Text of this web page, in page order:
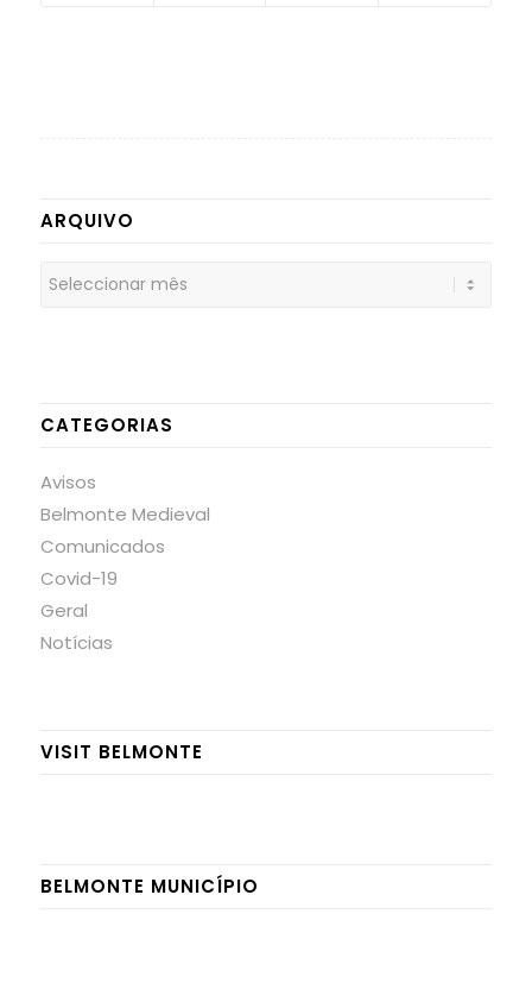
ARQUIVO
CATEGORIAS
Avisos
Belmonte Medieval
Comunicados
Covid-19
Geral
Notícias
VISIT BELMONTE
BELMONTE MUNICÍPIO